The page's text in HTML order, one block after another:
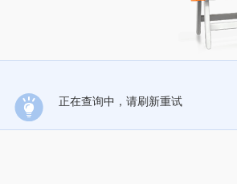
正在查询中，请刷新重试